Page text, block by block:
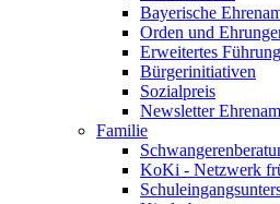
Bayerische
Orden und
Erweitertes
Bürgerinitiativen
Sozialpreis
Newsletter
Familie
KoKi - Netzwerk